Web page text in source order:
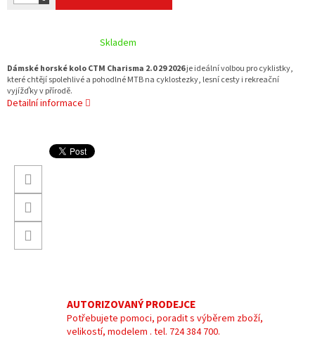
Skladem
Dámské horské kolo CTM Charisma 2.0 29 2026je ideální volbou pro cyklistky,
které chtějí spolehlivé a pohodlné MTB na cyklostezky, lesní cesty i rekreační
vyjížďky v přírodě.
Detailní informace
AUTORIZOVANÝ PRODEJCE
Potřebujete pomoci, poradit s výběrem zboží,
velikostí, modelem . tel. 724 384 700.